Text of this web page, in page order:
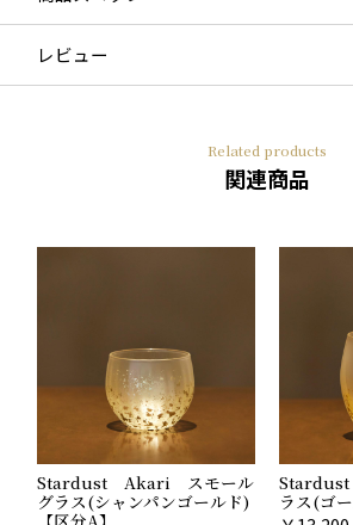
レビュー
Related products
関連商品
Stardust Akari スモール
グラス(シャンパンゴールド)
ラス(ゴ